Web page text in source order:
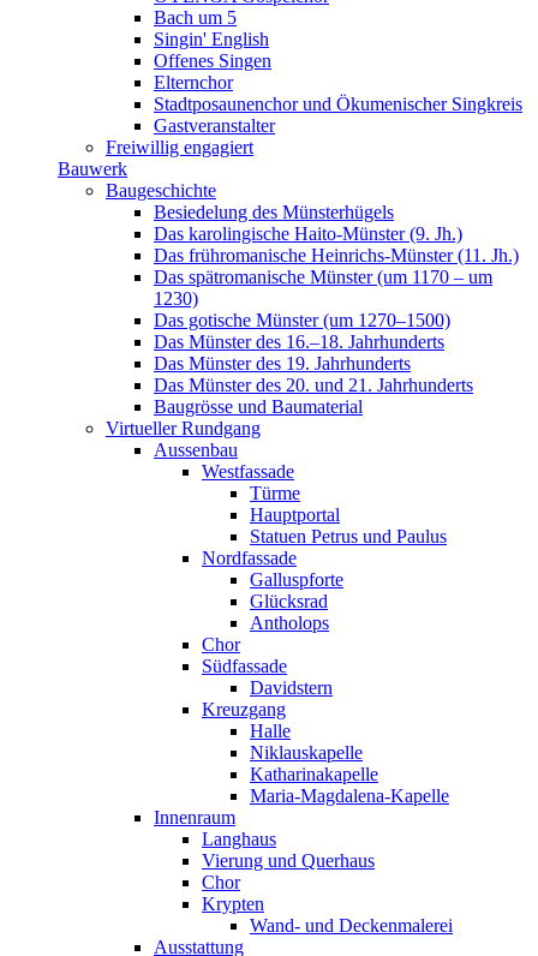
Bach um 5
Singin' English
Offenes Singen
Elternchor
Stadtposaunenchor und Ökumenischer Singkreis
Gastveranstalter
Freiwillig engagiert
Bauwerk
Baugeschichte
Besiedelung des Münsterhügels
Das karolingische Haito-Münster (9. Jh.)
Das frühromanische Heinrichs-Münster (11. Jh.)
Das spätromanische Münster (um 1170 – um
1230)
Das gotische Münster (um 1270–1500)
Das Münster des 16.–18. Jahrhunderts
Das Münster des 19. Jahrhunderts
Das Münster des 20. und 21. Jahrhunderts
Baugrösse und Baumaterial
Virtueller Rundgang
Aussenbau
Westfassade
Türme
Hauptportal
Statuen Petrus und Paulus
Nordfassade
Galluspforte
Glücksrad
Antholops
Chor
Südfassade
Davidstern
Kreuzgang
Halle
Niklauskapelle
Katharinakapelle
Maria-Magdalena-Kapelle
Innenraum
Langhaus
Vierung und Querhaus
Chor
Krypten
Wand- und Deckenmalerei
Ausstattung